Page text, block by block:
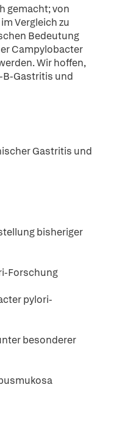
gemacht; von
Vergleich zu
Bedeutung
Campylobacter
Wir hoffen,
B-Gastritis und
Gastritis und
bisheriger
Forschung
pylori-
besonderer